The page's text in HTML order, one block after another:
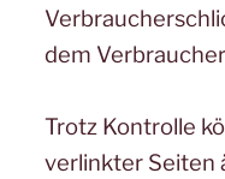
dem
Trotz Kontrolle
verlinkter Seiten